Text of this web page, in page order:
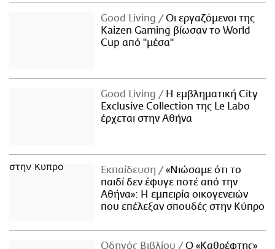
Good Living
Οι εργαζόμενοι της
Kaizen Gaming βίωσαν το World
Cup από "μέσα"
Good Living
Η εμβληματική City
Exclusive Collection της Le Labo
έρχεται στην Αθήνα
Εκπαίδευση
«Νιώσαμε ότι το
παιδί δεν έφυγε ποτέ από την
Αθήνα»: Η εμπειρία οικογενειών
που επέλεξαν σπουδές στην Κύπρο
Οδηγός Βιβλίου
Ο «Καθρέφτης»